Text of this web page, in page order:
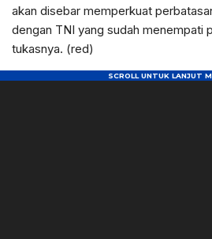
akan disebar memperkuat
dengan TNI yang sudah menempati
tukasnya. (red)